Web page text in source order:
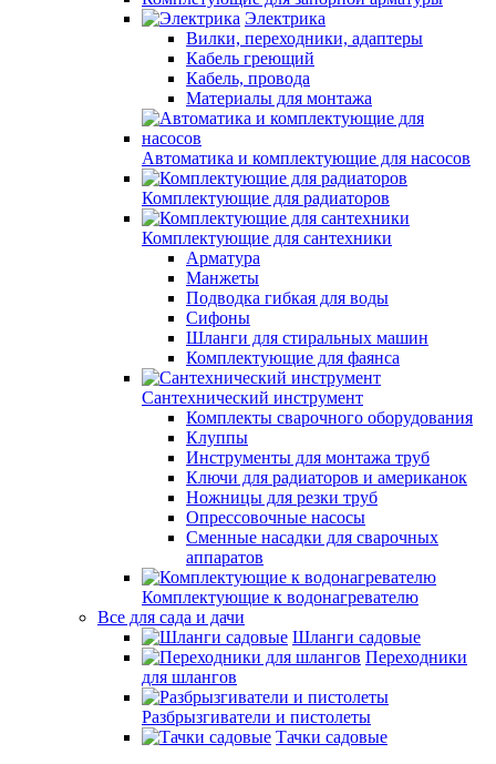
Электрика
Вилки, переходники, адаптеры
Кабель греющий
Кабель, провода
Материалы для монтажа
Автоматика и комплектующие для насосов
Комплектующие для радиаторов
Комплектующие для сантехники
Арматура
Манжеты
Подводка гибкая для воды
Сифоны
Шланги для стиральных машин
Комплектующие для фаянса
Сантехнический инструмент
Комплекты сварочного оборудования
Клуппы
Инструменты для монтажа труб
Ключи для радиаторов и американок
Ножницы для резки труб
Опрессовочные насосы
Сменные насадки для сварочных
аппаратов
Комплектующие к водонагревателю
Все для сада и дачи
Шланги садовые
Переходники
для шлангов
Разбрызгиватели и пистолеты
Тачки садовые